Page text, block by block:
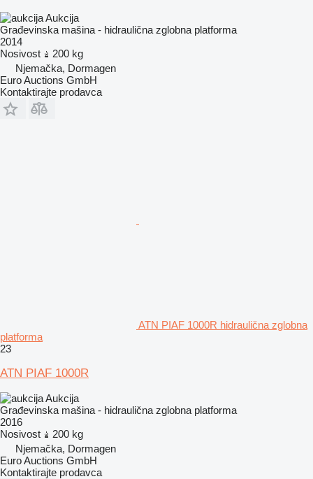
Aukcija
Građevinska mašina - hidraulična zglobna platforma
2014
Nosivost
200 kg
Njemačka, Dormagen
Euro Auctions GmbH
Kontaktirajte prodavca
ATN PIAF 1000R hidraulična zglobna
platforma
23
ATN PIAF 1000R
Aukcija
Građevinska mašina - hidraulična zglobna platforma
2016
Nosivost
200 kg
Njemačka, Dormagen
Euro Auctions GmbH
Kontaktirajte prodavca